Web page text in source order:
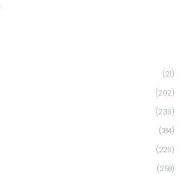
(21)
(202)
(239)
(184)
(229)
(258)